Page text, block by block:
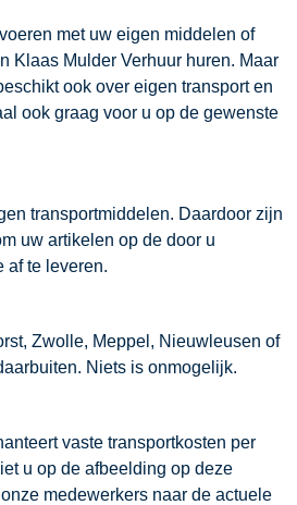
met uw eigen middelen of
Klaas Mulder Verhuur huren. Maar
ook over eigen transport en
ook graag voor u op de gewenste
transportmiddelen. Daardoor zijn
uw artikelen op de door u
af te leveren.
Zwolle, Meppel, Nieuwleusen of
Niets is onmogelijk.
vaste transportkosten per
u op de afbeelding op deze
medewerkers naar de actuele